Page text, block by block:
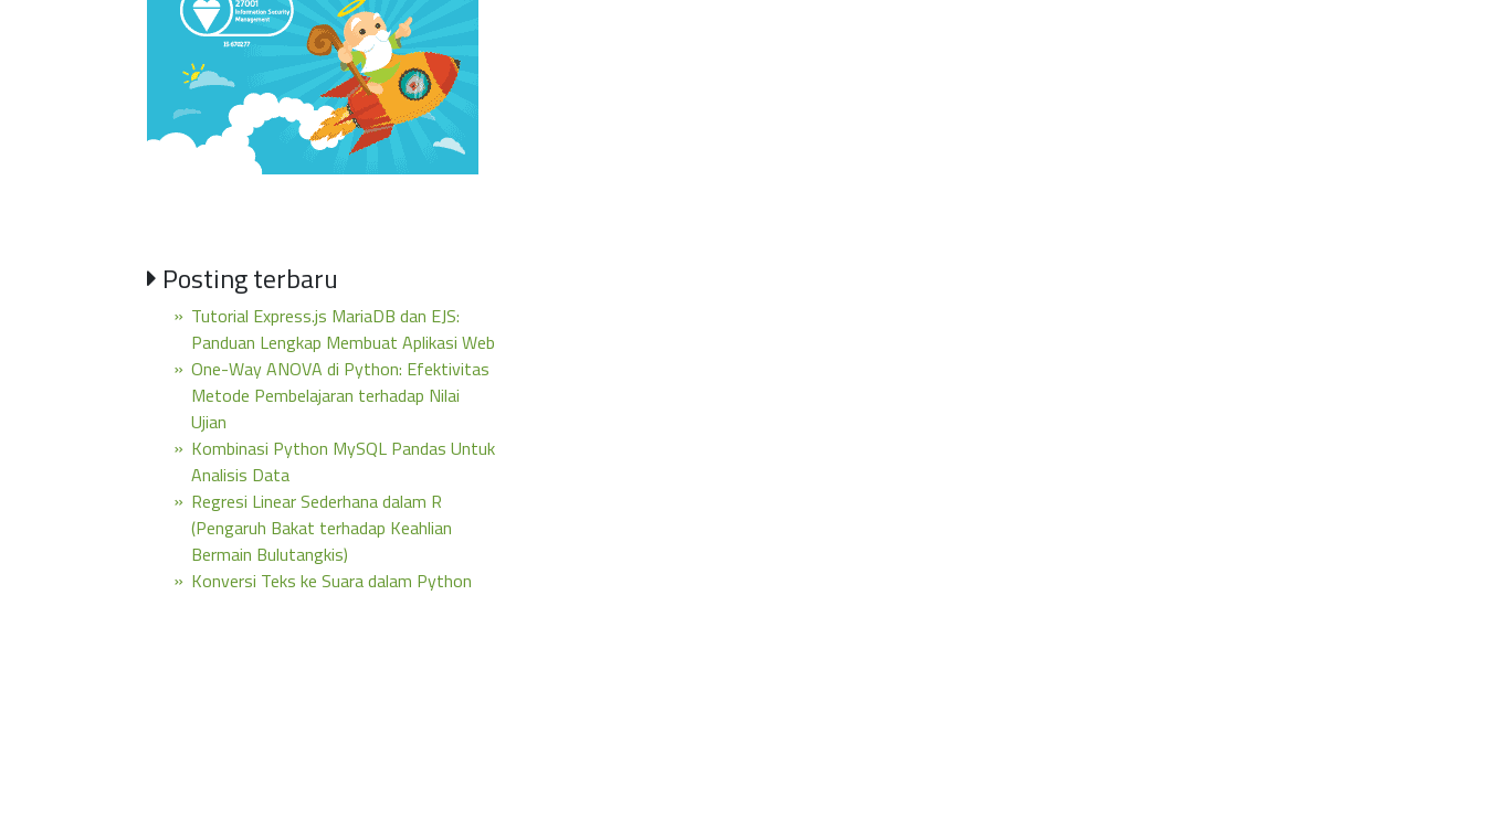
Posting terbaru
Tutorial Express.js MariaDB dan EJS:
Panduan Lengkap Membuat Aplikasi Web
One-Way ANOVA di Python: Efektivitas
Metode Pembelajaran terhadap Nilai
Ujian
Kombinasi Python MySQL Pandas Untuk
Analisis Data
Regresi Linear Sederhana dalam R
(Pengaruh Bakat terhadap Keahlian
Bermain Bulutangkis)
Konversi Teks ke Suara dalam Python